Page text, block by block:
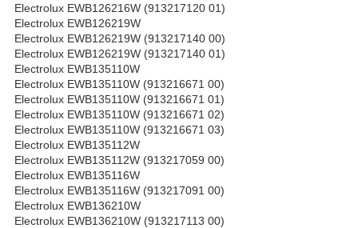
Electrolux EWB126216W (913217120 01)
Electrolux EWB126219W
Electrolux EWB126219W (913217140 00)
Electrolux EWB126219W (913217140 01)
Electrolux EWB135110W
Electrolux EWB135110W (913216671 00)
Electrolux EWB135110W (913216671 01)
Electrolux EWB135110W (913216671 02)
Electrolux EWB135110W (913216671 03)
Electrolux EWB135112W
Electrolux EWB135112W (913217059 00)
Electrolux EWB135116W
Electrolux EWB135116W (913217091 00)
Electrolux EWB136210W
Electrolux EWB136210W (913217113 00)